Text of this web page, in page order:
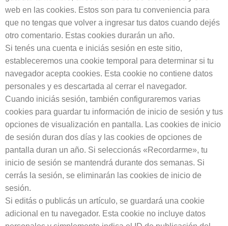
web en las cookies. Estos son para tu conveniencia para
que no tengas que volver a ingresar tus datos cuando dejés
otro comentario. Estas cookies durarán un año.
Si tenés una cuenta e iniciás sesión en este sitio,
estableceremos una cookie temporal para determinar si tu
navegador acepta cookies. Esta cookie no contiene datos
personales y es descartada al cerrar el navegador.
Cuando iniciás sesión, también configuraremos varias
cookies para guardar tu información de inicio de sesión y tus
opciones de visualización en pantalla. Las cookies de inicio
de sesión duran dos días y las cookies de opciones de
pantalla duran un año. Si seleccionás «Recordarme», tu
inicio de sesión se mantendrá durante dos semanas. Si
cerrás la sesión, se eliminarán las cookies de inicio de
sesión.
Si editás o publicás un artículo, se guardará una cookie
adicional en tu navegador. Esta cookie no incluye datos